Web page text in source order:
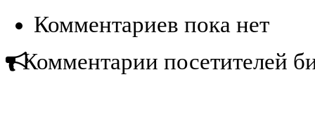
Комментариев пока нет
Комментарии посетителей